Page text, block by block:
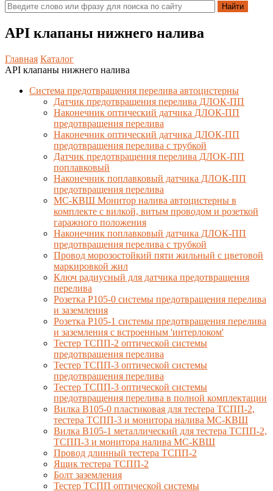
API клапаны нижнего налива
Главная Каталог
API клапаны нижнего налива
Система предотвращения перелива автоцистерны
Датчик предотвращения перелива ДЛОК-ПП
Наконечник оптический датчика ДЛОК-ПП
предотвращения перелива
Наконечник оптический датчика ДЛОК-ПП
предотвращения перелива с трубкой
Датчик предотвращения перелива ДЛОК-ПП
поплавковый
Наконечник поплавковый датчика ДЛОК-ПП
предотвращения перелива
МС-КВШ Монитор налива автоцистерны в
комплекте с вилкой, витым проводом и розеткой
гаражного положения
Наконечник поплавковый датчика ДЛОК-ПП
предотвращения перелива с трубкой
Провод морозостойкий пяти жильный с цветовой
маркировкой жил
Ключ радиусный для датчика предотвращения
перелива
Розетка Р105-0 системы предотвращения перелива
и заземления
Розетка Р105-1 системы предотвращения перелива
и заземления с встроенным 'интерлоком'
Тестер ТСПП-2 оптической системы
предотвращения перелива
Тестер ТСПП-3 оптической системы
предотвращения перелива
Тестер ТСПП-3 оптической системы
предотвращения перелива в полной комплектации
Вилка В105-0 пластиковая для тестера ТСПП-2,
тестера ТСПП-3 и монитора налива МС-КВШ
Вилка В105-1 металлический для тестера ТСПП-2,
ТСПП-3 и монитора налива МС-КВШ
Провод длинный тестера ТСПП-2
Ящик тестера ТСПП-2
Болт заземления
Тестер ТСПП оптической системы